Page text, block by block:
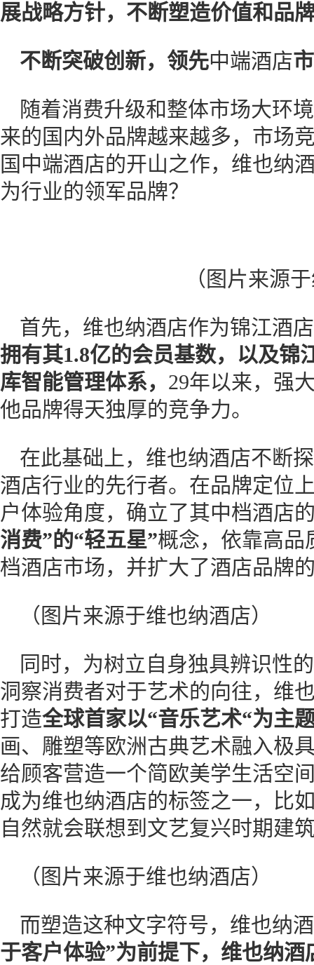
展战略方针，不断塑造价值和品
不断突破创新，领先中端酒店
随着消费升级和整体市场大环
来的国内外品牌越来越多，市场
国中端酒店的开山之作，维也纳
为行业的领军品牌？
（图片来源
首先，维也纳酒店作为锦江酒
拥有其1.8亿的会员基数，以及锦
库智能管理体系， 29年以来，强
他品牌得天独厚的竞争力。
在此基础上，维也纳酒店不断
酒店行业的先行者。在品牌定位
户体验角度，确立了其中档酒店
消费”的“轻五星”概念，依靠高品
档酒店市场，并扩大了酒店品牌
（图片来源于维也纳酒店）
同时，为树立自身独具辨识性
洞察消费者对于艺术的向往，维
打造全球首家以“音乐艺术“为主
画、雕塑等欧洲古典艺术融入极
给顾客营造一个简欧美学生活空
成为维也纳酒店的标签之一，比
自然就会联想到文艺复兴时期建
（图片来源于维也纳酒店）
而塑造这种文字符号，维也纳
于客户体验”为前提下，维也纳酒